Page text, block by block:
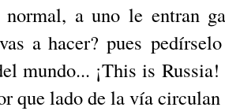
normal, a uno le entran
a hacer? pues
mundo... ¡This is
que lado de la vía